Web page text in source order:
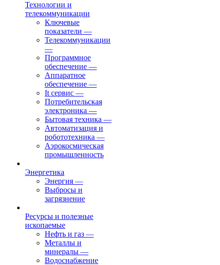
Технологии и
телекоммуникации
Ключевые
показатели —
Телекоммуникации
—
Программное
обеспечение —
Аппаратное
обеспечение —
It сервис —
Потребительская
электроника —
Бытовая техника —
Автоматизация и
робототехника —
Аэрокосмическая
промышленность
Энергетика
Энергия —
Выбросы и
загрязнение
Ресурсы и полезные
ископаемые
Нефть и газ —
Металлы и
минералы —
Водоснабжение